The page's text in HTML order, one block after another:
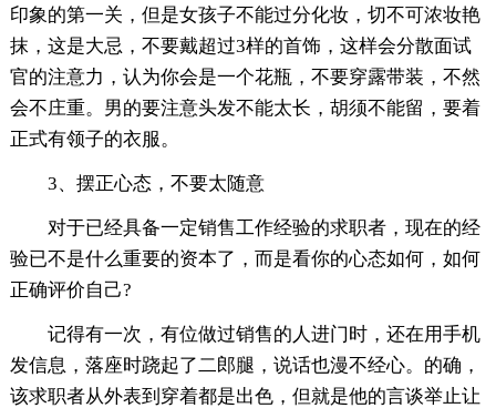
印象的第一关，但是女孩子不能过分化妆，切不可浓妆艳
抹，这是大忌，不要戴超过3样的首饰，这样会分散面试
官的注意力，认为你会是一个花瓶，不要穿露带装，不然
会不庄重。男的要注意头发不能太长，胡须不能留，要着
正式有领子的衣服。
3、摆正心态，不要太随意
对于已经具备一定销售工作经验的求职者，现在的经
验已不是什么重要的资本了，而是看你的心态如何，如何
正确评价自己?
记得有一次，有位做过销售的人进门时，还在用手机
发信息，落座时跷起了二郎腿，说话也漫不经心。的确，
该求职者从外表到穿着都是出色，但就是他的言谈举止让